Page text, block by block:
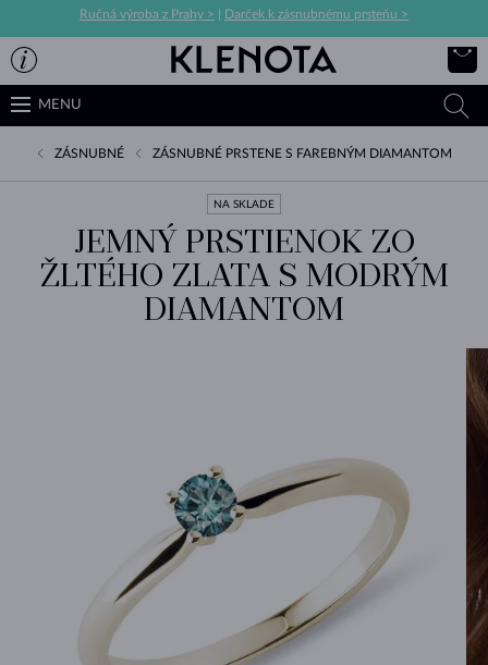
Ručná výroba z Prahy > Darček k zásnubnému prsteňu >
MENU
ZÁSNUBNÉ ZÁSNUBNÉ PRSTENE S FAREBNÝM DIAMANTOM
NA SKLADE
JEMNÝ PRSTIENOK ZO
ŽLTÉHO ZLATA S MODRÝM
DIAMANTOM